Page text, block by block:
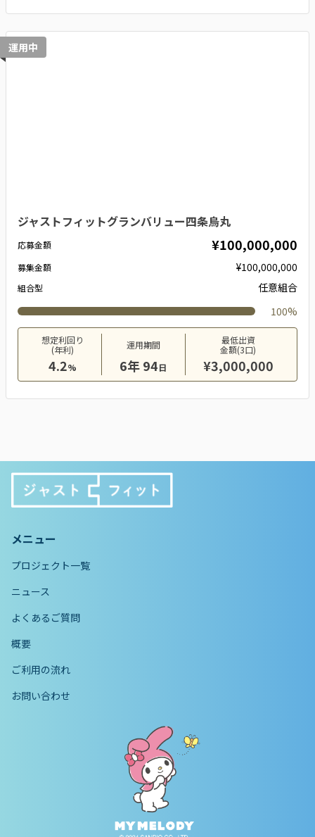
運用中
ジャストフィットグランバリュー四条烏丸
応募金額 ¥100,000,000
募集金額 ¥100,000,000
組合型
任意組合
100%
想定利回り
(年利)
4.2%
運用期間
6年 94日
最低出資
金額(3口)
¥3,000,000
メニュー
プロジェクト一覧
ニュース
よくあるご質問
概要
ご利用の流れ
お問い合わせ